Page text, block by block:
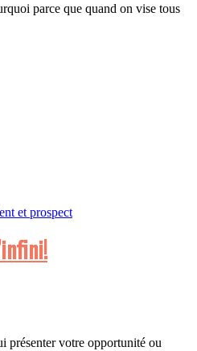
parce que quand on vise tous
et prospect
présenter votre opportunité ou